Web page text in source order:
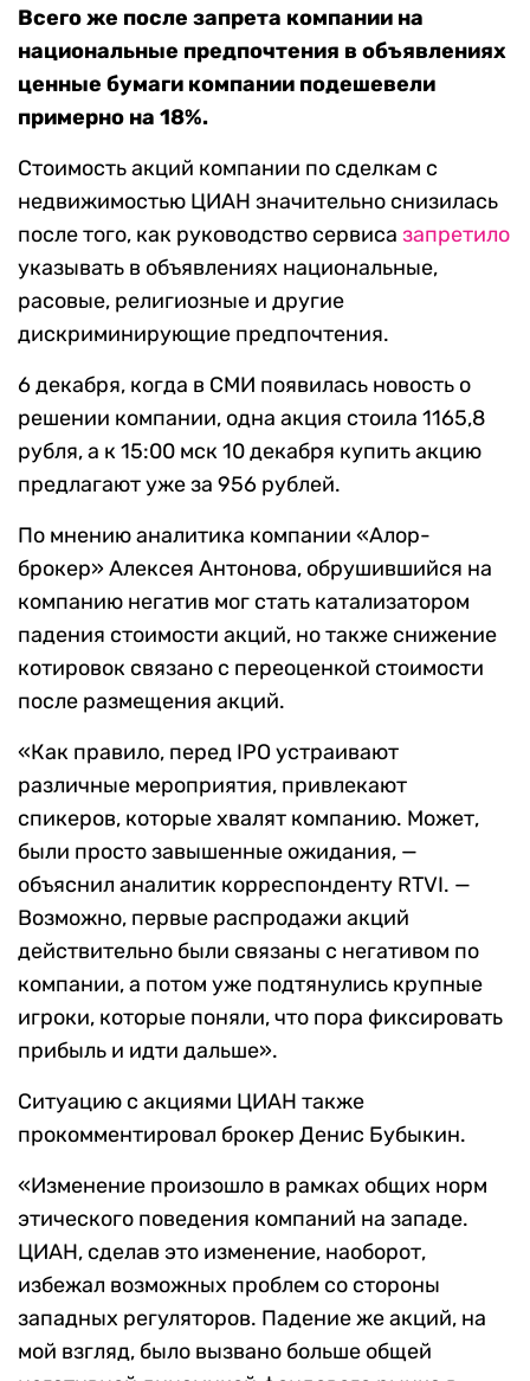
Всего же после запрета компании на
национальные предпочтения в объявлениях
ценные бумаги компании подешевели
примерно на 18%.
Стоимость акций компании по сделкам с
недвижимостью ЦИАН значительно снизилась
после того, как руководство сервиса запретило
указывать в объявлениях национальные,
расовые, религиозные и другие
дискриминирующие предпочтения.
6 декабря, когда в СМИ появилась новость о
решении компании, одна акция стоила 1165,8
рубля, а к 15:00 мск 10 декабря купить акцию
предлагают уже за 956 рублей.
По мнению аналитика компании «Алор-
брокер» Алексея Антонова, обрушившийся на
компанию негатив мог стать катализатором
падения стоимости акций, но также снижение
котировок связано с переоценкой стоимости
после размещения акций.
«Как правило, перед IPO устраивают
различные мероприятия, привлекают
спикеров, которые хвалят компанию. Может,
были просто завышенные ожидания, —
объяснил аналитик корреспонденту RTVI. —
Возможно, первые распродажи акций
действительно были связаны с негативом по
компании, а потом уже подтянулись крупные
игроки, которые поняли, что пора фиксировать
прибыль и идти дальше».
Ситуацию с акциями ЦИАН также
прокомментировал брокер Денис Бубыкин.
«Изменение произошло в рамках общих норм
этического поведения компаний на западе.
ЦИАН, сделав это изменение, наоборот,
избежал возможных проблем со стороны
западных регуляторов. Падение же акций, на
мой взгляд, было вызвано больше общей